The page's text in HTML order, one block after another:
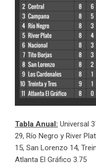
Tabla Anual: Universal
29, Río Negro y River
15, San Lorenzo 14,
Atlanta El Gráfico 3.75